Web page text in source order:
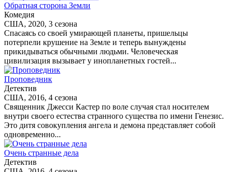
Обратная сторона Земли
Комедия
США, 2020, 3 сезона
Спасаясь со своей умирающей планеты, пришельцы
потерпели крушение на Земле и теперь вынуждены
прикидываться обычными людьми. Человеческая
цивилизация вызывает у инопланетных гостей...
Проповедник
Детектив
США, 2016, 4 сезона
Священник Джесси Кастер по воле случая стал носителем
внутри своего естества странного существа по имени Генезис.
Это дитя совокупления ангела и демона представляет собой
одновременно...
Очень странные дела
Детектив